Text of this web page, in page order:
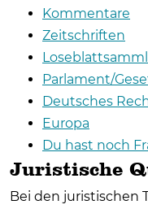
Kommentare
Zeitschriften
Parlament/
Deutsches
Europa
Du hast noch
Juristische
Bei den juristischen